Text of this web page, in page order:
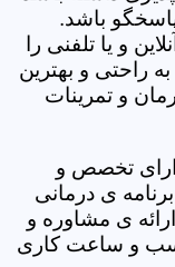
پاسخگو باشد.
و یا تلفنی را
به راحتی و بهترین
و تمرینات
تخصص و
ی درمانی
ی مشاوره و
و ساعت کاری